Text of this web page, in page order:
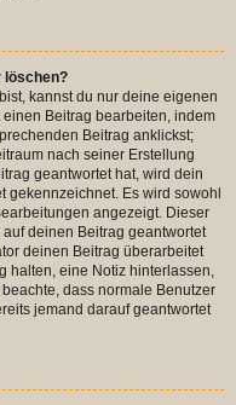
löschen?
kannst du nur deine eigenen
Beitrag bearbeiten, indem
Beitrag anklickst;
nach seiner Erstellung
geantwortet hat, wird dein
gekennzeichnet. Es wird sowohl
angezeigt. Dieser
deinen Beitrag geantwortet
deinen Beitrag überarbeitet
halten, eine Notiz hinterlassen,
dass normale Benutzer
jemand darauf geantwortet